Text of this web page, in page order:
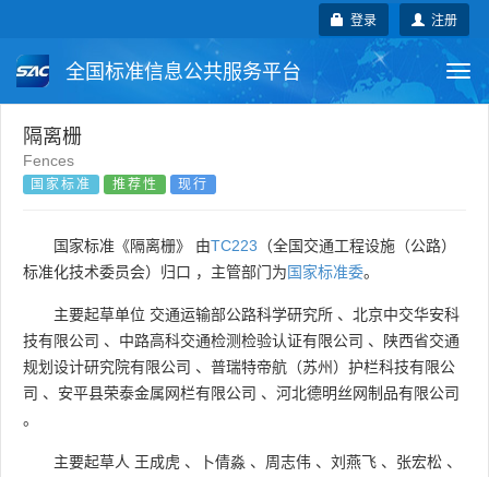
注册
登录
全国标准信息公共服务平台
国家标准
团体标准
国外标准 技术委员会
隔离栅
Fences
国家标准 推荐性 现行
国家标准《隔离栅》 由TC223 （全国交通工程设施（公路）
标准化技术委员会）归口 ，主管部门为国家标准委。
主要起草单位 交通运输部公路科学研究所 、 北京中交华安科
技有限公司 、 中路高科交通检测检验认证有限公司 、
陕西省交通
规划设计研究院有限公司 、 普瑞特帝航（苏州）护栏科技有限公
司 、 安平县荣泰金属网栏有限公司 、 河北德明丝网制品有限公司
。
主要起草人 王成虎 、 卜倩淼 、 周志伟 、 刘燕飞 、 张宏松 、